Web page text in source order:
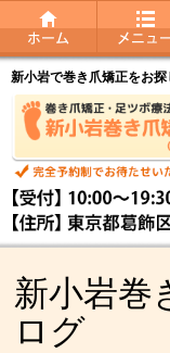
新小岩で巻き爪矯正をお探
新小岩巻
ログ